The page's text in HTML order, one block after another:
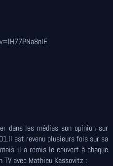
dans les médias son opinion sur
est revenu plusieurs fois sur sa
il a remis le couvert à chaque
avec Mathieu Kassovitz :